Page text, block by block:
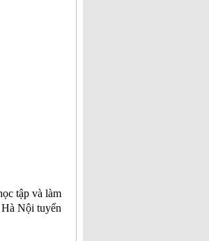
tập và làm
Nội tuyển